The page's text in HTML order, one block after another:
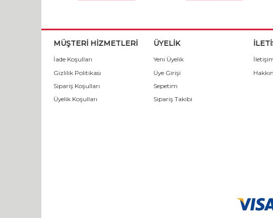
MÜŞTERİ HİZMETLERİ
İade Koşulları
Gizlilik Politikası
Sipariş Koşulları
Üyelik Koşulları
ÜYELİK
Yeni Üyelik
Üye Girişi
Sepetim
Sipariş Takibi